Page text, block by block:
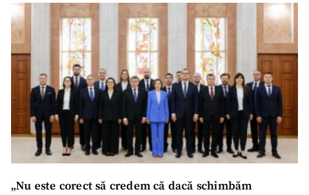
„Nu este corect să credem că dacă schimbăm
Am citit și sunt de
acord cu politica de
confidențialitate.
TRIMITE ȘTIREA